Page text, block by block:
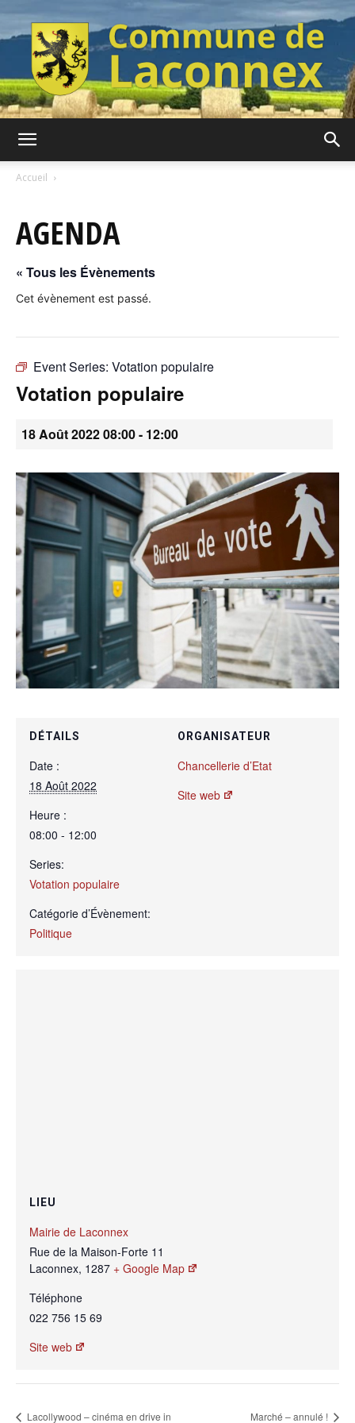
Laconnex
Canton
Genève
Accueil
AGENDA
« Tous les Évènements
Cet évènement est passé.
Event Series: Votation populaire
Votation populaire
18 Août 2022 08:00- 12:00
DÉTAILS
Date :
18 Août 2022
Heure :
08:00 - 12:00
Series:
Votation populaire
Catégorie d’Évènement:
Politique
ORGANISATEUR
Chancellerie d’Etat
Site web
LIEU
Mairie de Laconnex
Rue de la Maison-Forte 11
Laconnex, 1287 + Google Map
Téléphone
022 756 15 69
Site web
Lacollywood – cinéma en drive in Marché – annulé !